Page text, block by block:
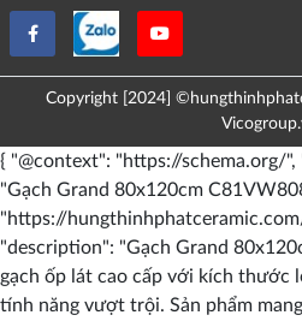
Copyright [2024]
{ "@context": "https://schema.org/
"Gạch Grand 80x120cm
"https://
"description": "Gạch Grand
gạch ốp lát cao cấp với kích thước
tính năng vượt trội. Sản phẩm